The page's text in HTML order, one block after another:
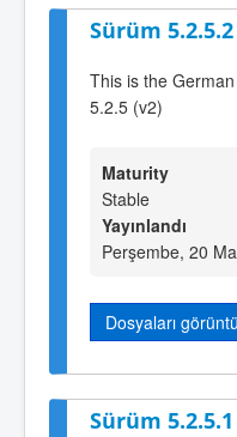
Sürüm 5.2.5.2
This is the
5.2.5 (v2)
Maturity
Stable
Yayınlandı
Perşembe, 20
Dosyaları
Sürüm 5.2.5.1